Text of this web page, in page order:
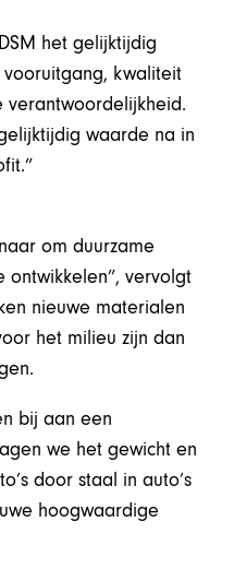
het gelijktijdig
vooruitgang, kwaliteit
verantwoordelijkheid.
waarde na in
om duurzame
ontwikkelen”, vervolgt
nieuwe materialen
het milieu zijn dan
bij aan een
we het gewicht en
door staal in auto’s
hoogwaardige